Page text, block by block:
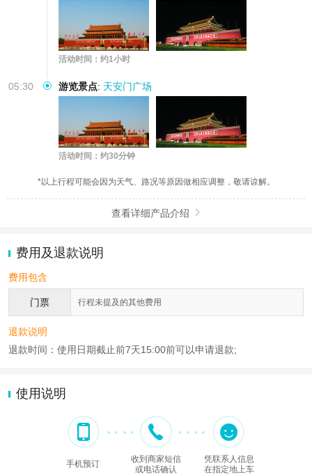
活动时间：约1小时
05:30 游览景点: 天安门广场
活动时间：约30分钟
*以上行程可能会因为天气、路况等原因做相应调整，敬请谅解。
查看详细产品介绍 
费用及退款说明
费用包含
门票 行程未提及的其他费用
退款说明
退款时间：使用日期截止前7天15:00前可以申请退款;
使用说明
手机预订
收到商家短信
或电话确认
凭联系人信息
在指定地上车